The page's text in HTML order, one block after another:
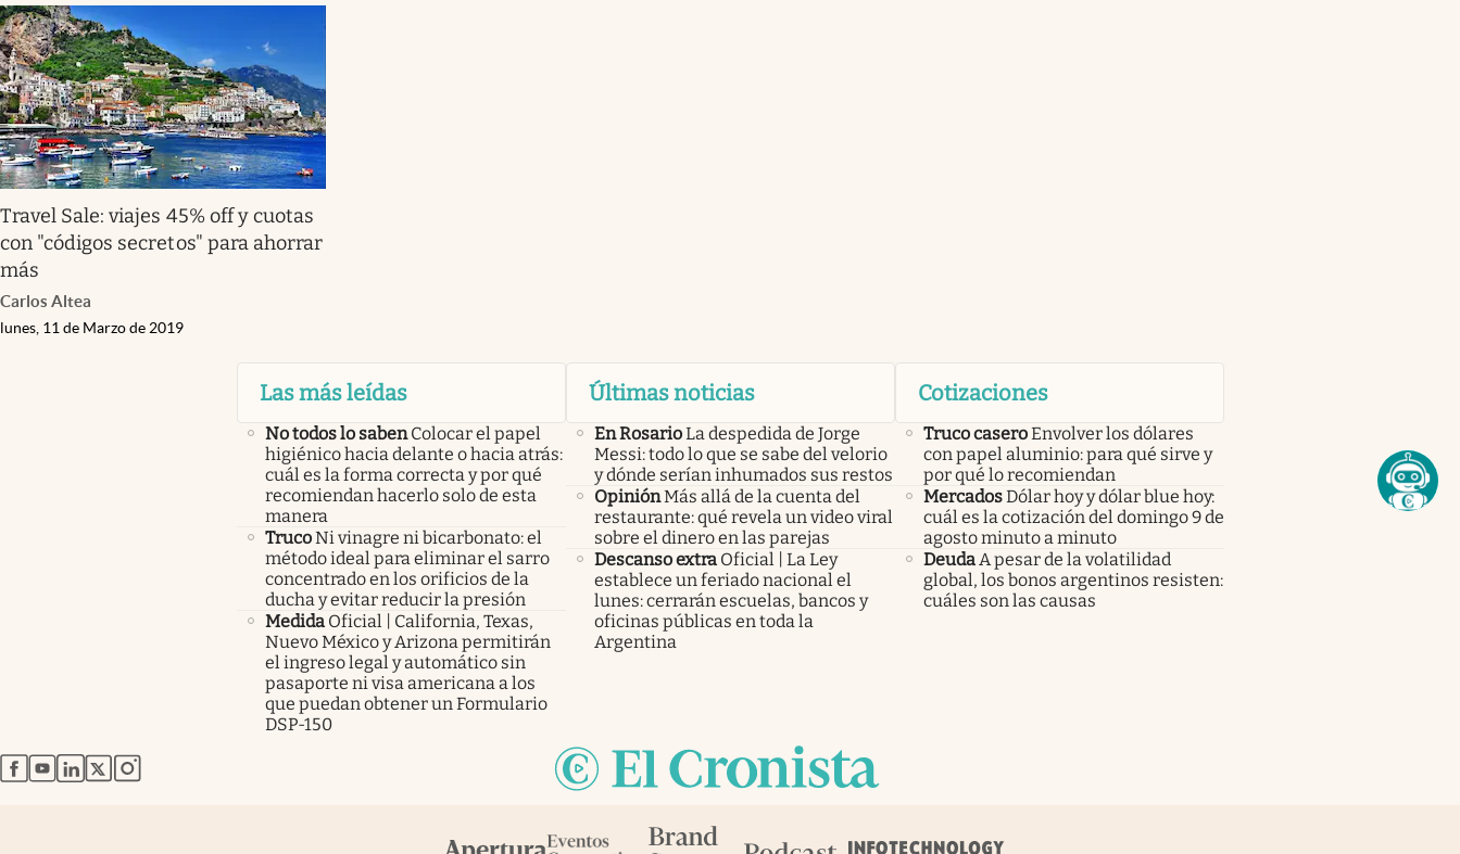
Travel Sale: viajes 45% off y cuotas
con "códigos secretos" para ahorrar
más
Carlos Altea
lunes, 11 de Marzo de 2019
Las más leídas
No todos lo saben Colocar el papel
higiénico hacia delante o hacia atrás:
cuál es la forma correcta y por qué
recomiendan hacerlo solo de esta
manera
TrucoNi vinagre ni bicarbonato: el
método ideal para eliminar el sarro
concentrado en los orificios de la
ducha y evitar reducir la presión
Medida Oficial | California, Texas,
Nuevo México y Arizona permitirán
el ingreso legal y automático sin
pasaporte ni visa americana a los
que puedan obtener un Formulario
DSP-150
Últimas noticias
En RosarioLa despedida de Jorge
Messi: todo lo que se sabe del velorio
y dónde serían inhumados sus restos
OpiniónMás allá de la cuenta del
restaurante: qué revela un video viral
sobre el dinero en las parejas
Descanso extra Oficial | La Ley
establece un feriado nacional el
lunes: cerrarán escuelas, bancos y
oficinas públicas en toda la
Argentina
Cotizaciones
Truco caseroEnvolver los dólares
con papel aluminio: para qué sirve y
por qué lo recomiendan
MercadosDólar hoy y dólar blue hoy:
cuál es la cotización del domingo 9 de
agosto minuto a minuto
Deuda A pesar de la volatilidad
global, los bonos argentinos resisten:
cuáles son las causas
abre en nueva pestaña
abre en nueva pestaña
abre en nueva pestaña
abre en nueva pestaña
abre en nueva pestaña